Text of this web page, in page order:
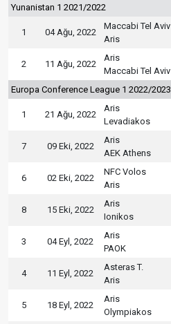
Yunanistan 1 2021/2022
1 04 Ağu, 2022
Maccabi Tel Aviv
Aris
2 11 Ağu, 2022
Aris
Maccabi Tel Aviv
Europa Conference League 1 2022/2023
1 21 Ağu, 2022
Aris
Levadiakos
7 09 Eki, 2022
Aris
AEK Athens
6 02 Eki, 2022
NFC Volos
Aris
8 15 Eki, 2022
Aris
Ionikos
3 04 Eyl, 2022
Aris
PAOK
4 11 Eyl, 2022
Asteras T.
Aris
5 18 Eyl, 2022
Aris
Olympiakos